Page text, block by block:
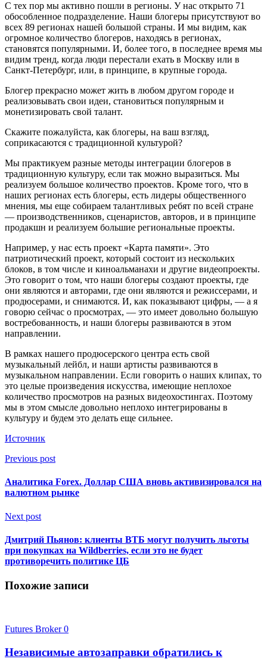
С тех пор мы активно пошли в регионы. У нас открыто 71
обособленное подразделение. Наши блогеры присутствуют во
всех 89 регионах нашей большой страны. И мы видим, как
огромное количество блогеров, находясь в регионах,
становятся популярными. И, более того, в последнее время мы
видим тренд, когда люди перестали ехать в Москву или в
Санкт-Петербург, или, в принципе, в крупные города.
Блогер прекрасно может жить в любом другом городе и
реализовывать свои идеи, становиться популярным и
монетизировать свой талант.
Скажите пожалуйста, как блогеры, на ваш взгляд,
соприкасаются с традиционной культурой?
Мы практикуем разные методы интеграции блогеров в
традиционную культуру, если так можно выразиться. Мы
реализуем большое количество проектов. Кроме того, что в
наших регионах есть блогеры, есть лидеры общественного
мнения, мы еще собираем талантливых ребят по всей стране
— производственников, сценаристов, авторов, и в принципе
продакшн и реализуем большие региональные проекты.
Например, у нас есть проект «Карта памяти». Это
патриотический проект, который состоит из нескольких
блоков, в том числе и киноальманахи и другие видеопроекты.
Это говорит о том, что наши блогеры создают проекты, где
они являются и авторами, где они являются и режиссерами, и
продюсерами, и снимаются. И, как показывают цифры, — а я
говорю сейчас о просмотрах, — это имеет довольно большую
востребованность, и наши блогеры развиваются в этом
направлении.
В рамках нашего продюсерского центра есть свой
музыкальный лейбл, и наши артисты развиваются в
музыкальном направлении. Если говорить о наших клипах, то
это целые произведения искусства, имеющие неплохое
количество просмотров на разных видеохостингах. Поэтому
мы в этом смысле довольно неплохо интегрированы в
культуру и будем это делать еще сильнее.
Источник
Previous post
Аналитика Forex. Доллар США вновь активизировался на
валютном рынке
Next post
Дмитрий Пьянов: клиенты ВТБ могут получить льготы
при покупках на Wildberries, если это не будет
противоречить политике ЦБ
Похожие записи
Futures Broker0
Независимые автозаправки обратились к